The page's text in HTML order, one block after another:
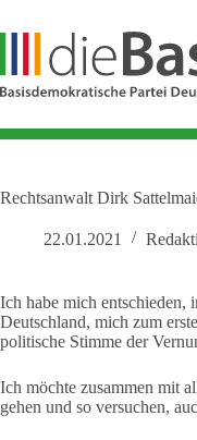
springen
Rechtsanwalt Dirk
22.01.2021
Ich habe mich entschieden,
Deutschland, mich zum
politische Stimme der
Ich möchte zusammen mit
gehen und so versuchen,